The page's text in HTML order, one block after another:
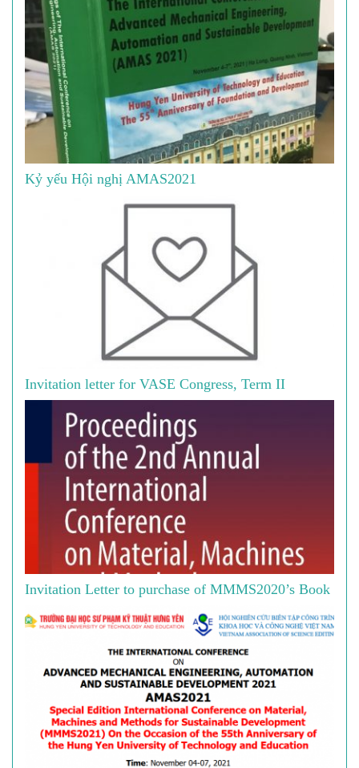
Kỷ yếu Hội nghị AMAS2021
Invitation letter for VASE Congress, Term II
Invitation Letter to purchase of MMMS2020’s Book